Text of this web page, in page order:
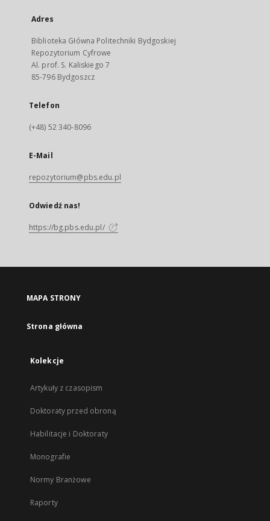
Adres
Biblioteka Główna Politechniki Bydgoskiej
Repozytorium Cyfrowe
Al. prof. S. Kaliskiego 7
85-796 Bydgoszcz
Telefon
(+48) 52 340-8096
E-Mail
repozytorium@pbs.edu.pl
Odwiedź nas!
https://bg.pbs.edu.pl/
MAPA STRONY
Strona główna
Kolekcje
Artykuły z czasopism
Doktoraty przed obroną
Habilitacje i Doktoraty
Monografie
Normy Branżowe
Raporty